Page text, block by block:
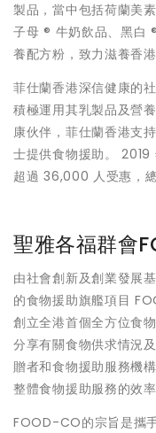
製品，當中包括荷蘭美
子母 ® 牛奶飲品、黑白
養配方粉，致力滋養香
菲仕蘭香港深信健康的
積極運用其乳製品及營
康伙伴，菲仕蘭香港支
士提供食物援助。
超過 36,000 人受惠，
聖雅各福群會
由社會創新及創業發展
的食物援助旗艦項目
創立全港首個全方位食
分享有關食物供求情況
贈者和食物援助服務機
整體食物援助服務的效率
FOOD-CO的宗旨是攜